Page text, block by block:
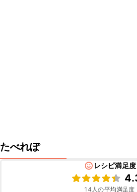
たべれぽ
レシピ満足度
14 人の平均満足度